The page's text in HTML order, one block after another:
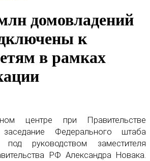
домовладений
к
в рамках
центре при Правительстве
Федерального штаба
руководством заместителя
РФ Александра Новака.